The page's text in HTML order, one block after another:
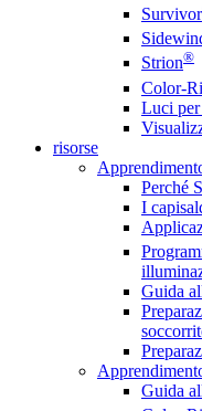
Survivor
Strion®
Color-
Luci per
risorse
Perché
I
Guida
Guida